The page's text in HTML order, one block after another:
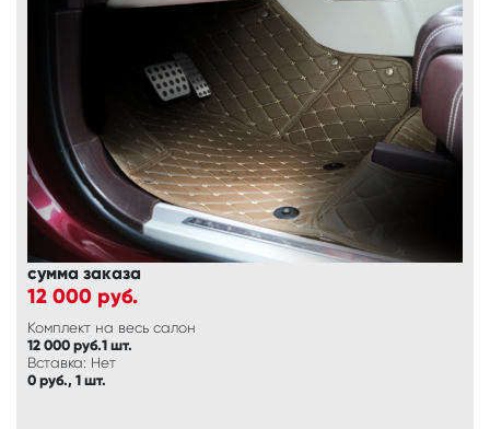
сумма заказа
12 000 руб.
Комплект на весь салон
12 000 руб.1 шт.
Вставка: Нет
0 руб., 1 шт.